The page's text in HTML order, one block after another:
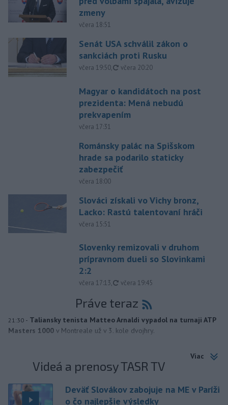
zmeny
včera 18:51
Senát USA schválil zákon o
sankciách proti Rusku
včera 19:50, aktualizované
včera 20:20
Magyar o kandidátoch na post
prezidenta: Mená nebudú
prekvapením
včera 17:31
Románsky palác na Spišskom
hrade sa podarilo staticky
zabezpečiť
včera 18:00
Slováci získali vo Vichy bronz,
Lacko: Rastú talentovaní hráči
včera 15:51
Slovenky remizovali v druhom
prípravnom dueli so Slovinkami
2:2
včera 17:13, aktualizované
včera 19:45
Práve teraz
21:30 - Taliansky tenista Matteo Arnaldi vypadol na turnaji ATP
Masters 1000 v Montreale už v 3. kole dvojhry.
Viac
Videá a prenosy TASR TV
Deväť Slovákov zabojuje na ME v Paríži
o čo najlepšie výsledky